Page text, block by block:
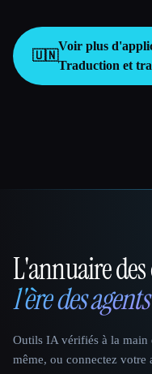
🇺🇳
Voir plus
Traduction et
That AI
L'annuaire
l'ère des agents
Outils IA vérifiés à la main
même, ou connectez votre